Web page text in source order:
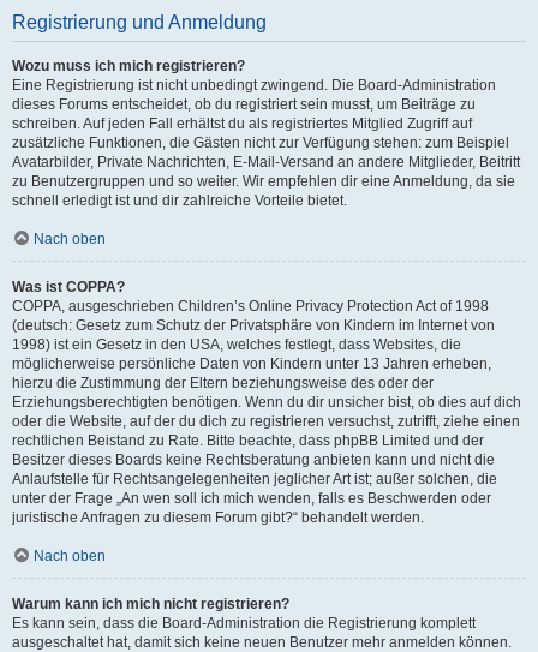
Registrierung und Anmeldung
Wozu muss ich mich registrieren?
Eine Registrierung ist nicht unbedingt zwingend. Die Board-Administration
dieses Forums entscheidet, ob du registriert sein musst, um Beiträge zu
schreiben. Auf jeden Fall erhältst du als registriertes Mitglied Zugriff auf
zusätzliche Funktionen, die Gästen nicht zur Verfügung stehen: zum Beispiel
Avatarbilder, Private Nachrichten, E-Mail-Versand an andere Mitglieder, Beitritt
zu Benutzergruppen und so weiter. Wir empfehlen dir eine Anmeldung, da sie
schnell erledigt ist und dir zahlreiche Vorteile bietet.
Nach oben
Was ist COPPA?
COPPA, ausgeschrieben Children’s Online Privacy Protection Act of 1998
(deutsch: Gesetz zum Schutz der Privatsphäre von Kindern im Internet von
1998) ist ein Gesetz in den USA, welches festlegt, dass Websites, die
möglicherweise persönliche Daten von Kindern unter 13 Jahren erheben,
hierzu die Zustimmung der Eltern beziehungsweise des oder der
Erziehungsberechtigten benötigen. Wenn du dir unsicher bist, ob dies auf dich
oder die Website, auf der du dich zu registrieren versuchst, zutrifft, ziehe einen
rechtlichen Beistand zu Rate. Bitte beachte, dass phpBB Limited und der
Besitzer dieses Boards keine Rechtsberatung anbieten kann und nicht die
Anlaufstelle für Rechtsangelegenheiten jeglicher Art ist; außer solchen, die
unter der Frage „An wen soll ich mich wenden, falls es Beschwerden oder
juristische Anfragen zu diesem Forum gibt?“ behandelt werden.
Nach oben
Warum kann ich mich nicht registrieren?
Es kann sein, dass die Board-Administration die Registrierung komplett
ausgeschaltet hat, damit sich keine neuen Benutzer mehr anmelden können.